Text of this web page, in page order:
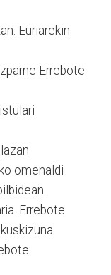
Euriarekin
Errebote
omenaldi
Errebote